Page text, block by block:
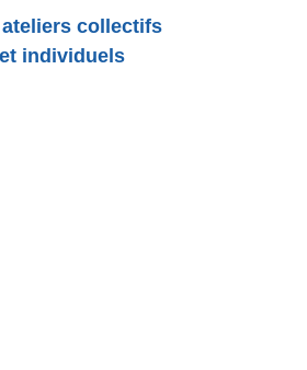
ateliers collectifs
et individuels